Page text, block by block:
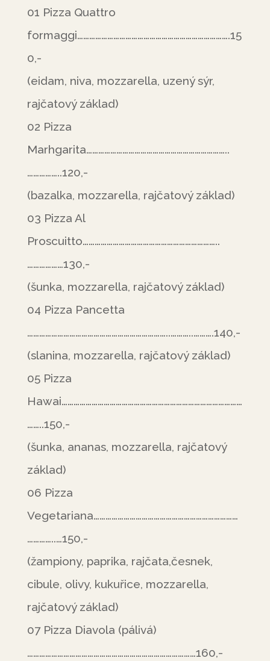
01 Pizza Quattro
formaggi………………………………………………………………….15
0,-
(eidam, niva, mozzarella, uzený sýr,
rajčatový základ)
02 Pizza
Marhgarita……………………………………………………………..
……………..120,-
(bazalka, mozzarella, rajčatový základ)
03 Pizza Al
Proscuitto…………………………………………………………..
………………130,-
(šunka, mozzarella, rajčatový základ)
04 Pizza Pancetta
……………………………………………………………..………..……….140,-
(slanina, mozzarella, rajčatový základ)
05 Pizza
Hawai………………………………………………………………………………
……..150,-
(šunka, ananas, mozzarella, rajčatový
základ)
06 Pizza
Vegetariana………………………………………………………………
…………..…150,-
(žampiony, paprika, rajčata,česnek,
cibule, olivy, kukuřice, mozzarella,
rajčatový základ)
07 Pizza Diavola (pálivá)
…………………………………………………………………………160,-